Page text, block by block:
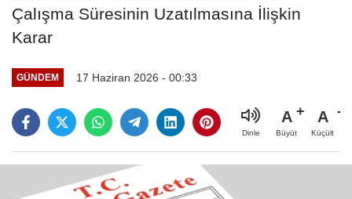
Çalışma Süresinin Uzatılmasına İlişkin
Karar
GÜNDEM 17 Haziran 2026 - 00:33
Dinle
A
Büyüt
A
Küçült